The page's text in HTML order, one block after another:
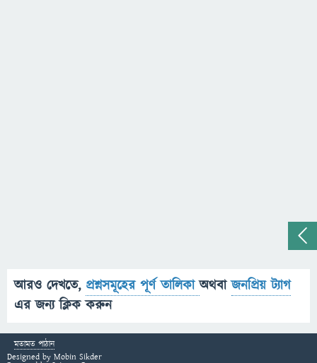
আরও দেখতে, প্রশ্নসমূহের পূর্ণ তালিকাঅথবাজনপ্রিয় ট্যাগ
এর জন্য ক্লিক করুন
মতামত পাঠান
Designed by Mobin Sikder